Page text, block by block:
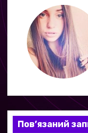
і
я
Пов’язаний